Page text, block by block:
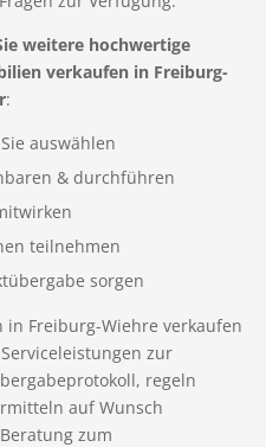
weitere hochwertige
verkaufen in Freiburg-
:
auswählen
& durchführen
teilnehmen
sorgen
Freiburg-Wiehre verkaufen
zur
regeln
auf Wunsch
zum